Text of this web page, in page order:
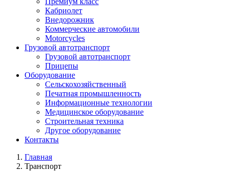
Кабриолет
Внедорожник
Коммерческие автомобили
Motorcycles
Грузовой автотранспорт
Грузовой автотранспорт
Прицепы
Оборудование
Сельскохозяйственный
Печатная промышленность
Информационные технологии
Медицинское оборудование
Строительная техника
Другое оборудование
Контакты
Главная
Транспорт